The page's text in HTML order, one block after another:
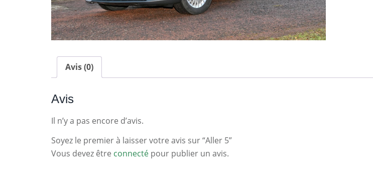
Avis (0)
Avis
Il n’y a pas encore d’avis.
Soyez le premier à laisser votre avis sur “Aller 5”
Vous devez être connecté pour publier un avis.